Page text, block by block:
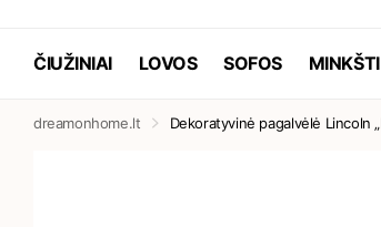
ČIUŽINIAI LOVOS SOFOS
dreamonhome.lt Dekoratyvinė pagalvėlė Lincoln